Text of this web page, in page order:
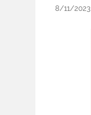
8/11/2023